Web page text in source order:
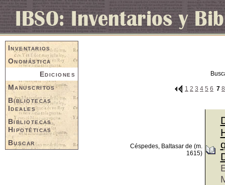
Inventarios
Onomástica
Ediciones
Manuscritos
Bibliotecas
Ideales
Bibliotecas
Hipotéticas
Buscar
1 2 3 4 5 6 7 8
Céspedes, Baltasar de (m.
1615)